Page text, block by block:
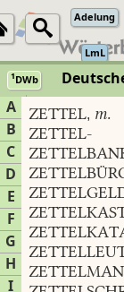
Adelung
LmL
1DWb
A
B
C
D
E
F
G
H
I
ZETTEL, m.
ZETTEL-